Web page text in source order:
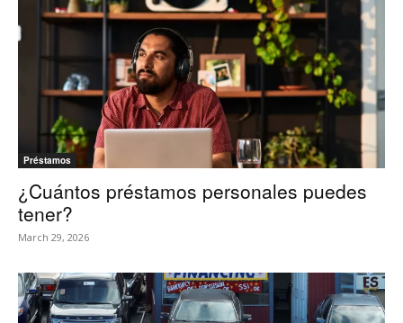
Préstamos
¿Cuántos préstamos personales puedes
tener?
March 29, 2026